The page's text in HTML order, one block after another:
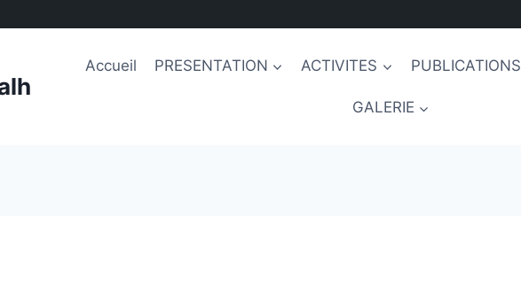
Accueil PRESENTATION ACTIVITES PUBLICATIONS
GALERIE